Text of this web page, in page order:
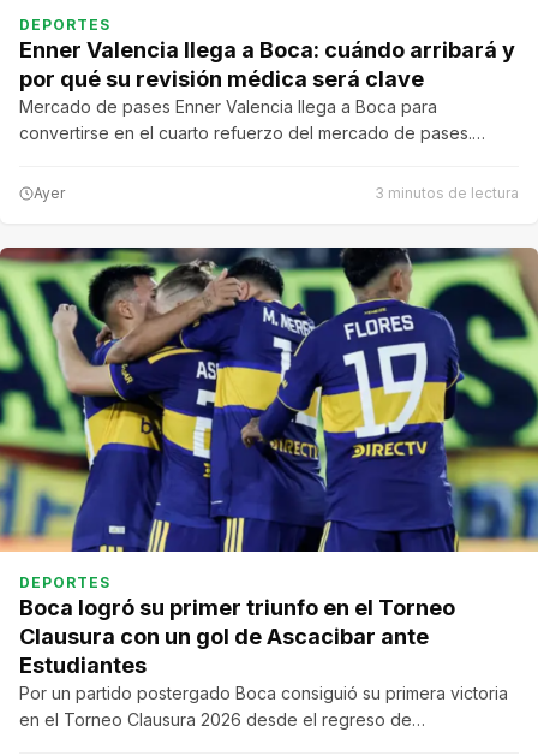
DEPORTES
Enner Valencia llega a Boca: cuándo arribará y
por qué su revisión médica será clave
Mercado de pases Enner Valencia llega a Boca para
convertirse en el cuarto refuerzo del mercado de pases.…
Ayer 3 minutos de lectura
DEPORTES
Boca logró su primer triunfo en el Torneo
Clausura con un gol de Ascacibar ante
Estudiantes
Por un partido postergado Boca consiguió su primera victoria
en el Torneo Clausura 2026 desde el regreso de…